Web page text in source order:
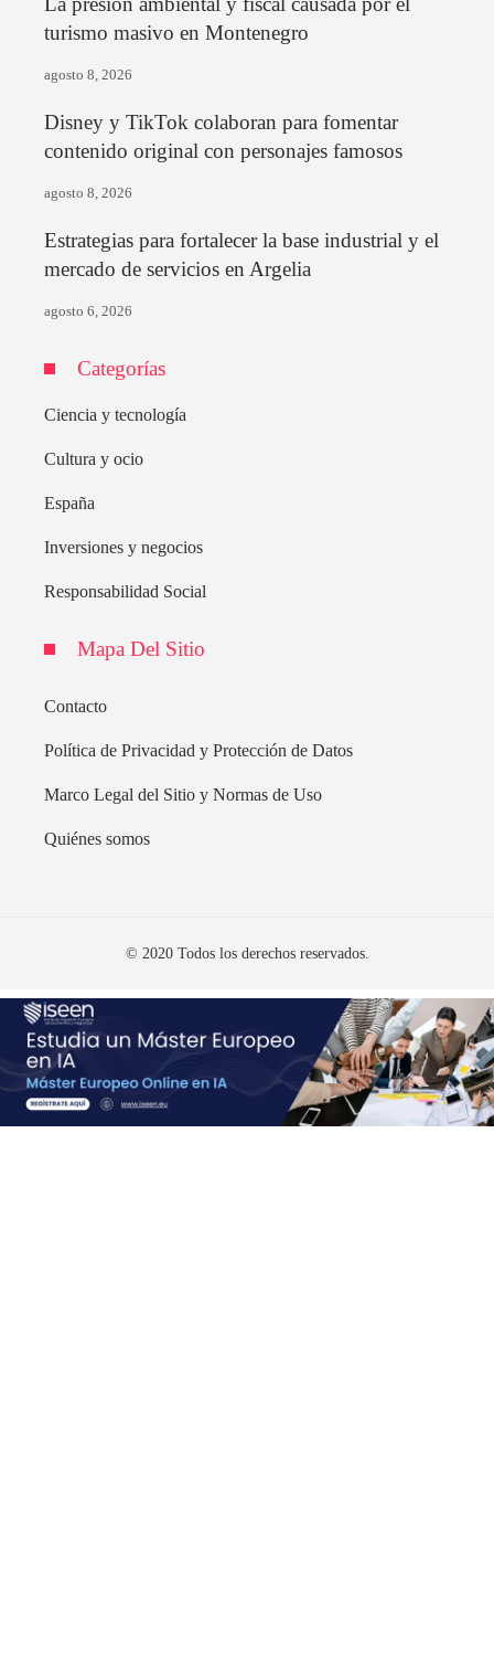
turismo masivo en Montenegro
agosto 8, 2026
Disney y TikTok colaboran para fomentar
contenido original con personajes famosos
agosto 8, 2026
Estrategias para fortalecer la base industrial y el
mercado de servicios en Argelia
agosto 6, 2026
Categorías
Ciencia y tecnología
Cultura y ocio
España
Inversiones y negocios
Responsabilidad Social
Mapa Del Sitio
Contacto
Política de Privacidad y Protección de Datos
Marco Legal del Sitio y Normas de Uso
Quiénes somos
© 2020 Todos los derechos reservados.